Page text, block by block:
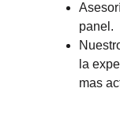
panel.
la
mas